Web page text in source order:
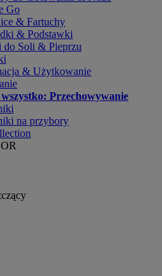
Go
& Fartuchy
& Podstawki
do Soli & Pieprzu
& Użytkowanie
Przechowywanie
na przybory